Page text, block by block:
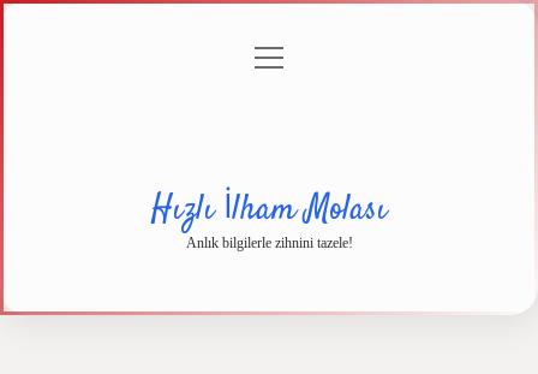
menüyü
Hızlı İlham Molası
Anlık bilgilerle zihnini tazele!